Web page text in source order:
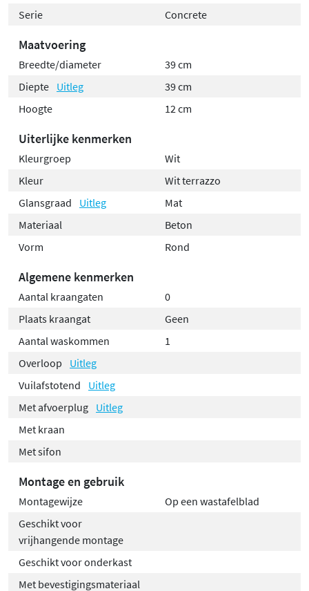
Serie
Concrete
Maatvoering
Breedte/diameter
39 cm
Diepte Uitleg
39 cm
Hoogte
12 cm
Uiterlijke kenmerken
Kleurgroep
Wit
Kleur
Wit terrazzo
Glansgraad
Uitleg
Mat
Materiaal
Beton
Vorm
Rond
Algemene kenmerken
Aantal kraangaten
0
Plaats kraangat
Geen
Aantal waskommen
1
Overloop
Uitleg
Vuilafstotend
Uitleg
Met afvoerplug Uitleg
Met kraan
Met sifon
Montage en gebruik
Montagewijze
Op een wastafelblad
Geschikt voor
vrijhangende montage
Geschikt voor onderkast
Met bevestigingsmateriaal